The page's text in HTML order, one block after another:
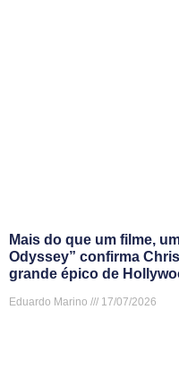
Mais do que um filme,
Odyssey” confirma
grande épico de
Eduardo Marino 17/07/2026